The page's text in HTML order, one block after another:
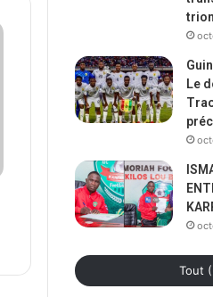
Le
Tout